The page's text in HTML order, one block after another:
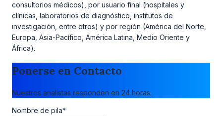
consultorios médicos), por usuario final (hospitales y
clínicas, laboratorios de diagnóstico, institutos de
investigación, entre otros) y por región (América del Norte,
Europa, Asia-Pacífico, América Latina, Medio Oriente y
África).
Ponerse en Contacto
Nuestros analistas responden en 24 horas.
Nombre de pila*